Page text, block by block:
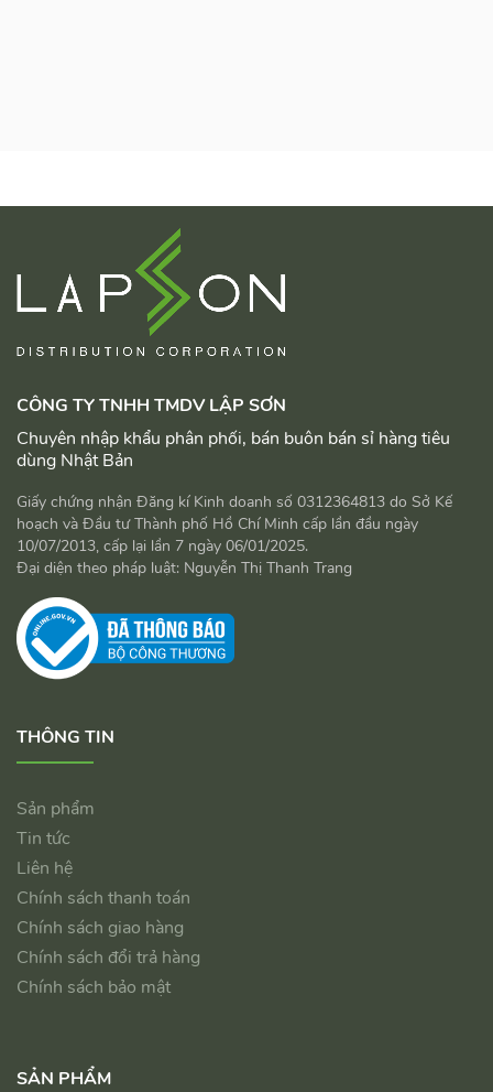
CÔNG TY TNHH TMDV LẬP SƠN
Chuyên nhập khẩu phân phối, bán buôn bán sỉ hàng tiêu
dùng Nhật Bản
Giấy chứng nhận Đăng kí Kinh doanh số 0312364813 do Sở Kế
hoạch và Đầu tư Thành phố Hồ Chí Minh cấp lần đầu ngày
10/07/2013, cấp lại lần 7 ngày 06/01/2025.
Đại diện theo pháp luật: Nguyễn Thị Thanh Trang
THÔNG TIN
Sản phẩm
Tin tức
Liên hệ
Chính sách thanh toán
Chính sách giao hàng
Chính sách đổi trả hàng
Chính sách bảo mật
SẢN PHẨM